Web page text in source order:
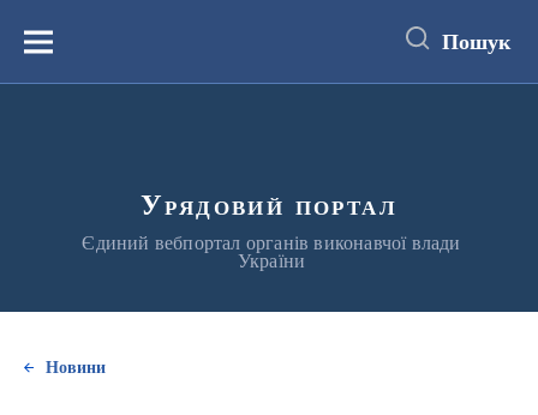
вмістуМеню Пошук
Урядовий портал
Єдиний вебпортал органів виконавчої влади
України
Новини